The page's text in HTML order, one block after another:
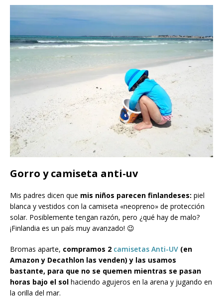
Gorro y camiseta anti-uv
Mis padres dicen que mis niños parecen finlandeses: piel
blanca y vestidos con la camiseta «neopreno» de protección
solar. Posiblemente tengan razón, pero ¿qué hay de malo?
¡Finlandia es un país muy avanzado! 😉
Bromas aparte, compramos 2 camisetas Anti-UV (en
Amazon y Decathlon las venden) y las usamos
bastante, para que no se quemen mientras se pasan
horas bajo el sol haciendo agujeros en la arena y jugando en
la orilla del mar.